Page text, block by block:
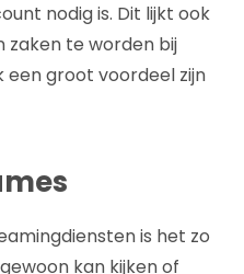
nodig is. Dit lijkt ook
zaken te worden bij
een groot voordeel zijn
is het zo
kan kijken of